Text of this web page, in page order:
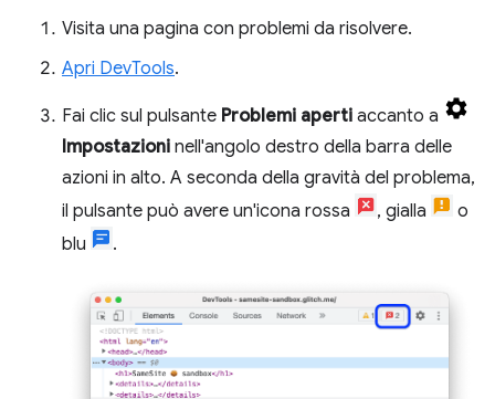
Visita una pagina con problemi da risolvere.
Apri DevTools.
Fai clic sul pulsante Problemi aperti accanto a
Impostazioni nell'angolo destro della barra delle
azioni in alto. A seconda della gravità del problema,
il pulsante può avere un'icona rossa
, gialla
o
blu
.